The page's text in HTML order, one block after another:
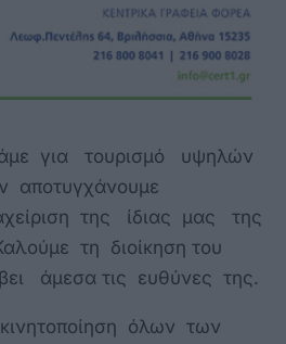
για τουρισμό υψηλών
αποτυγχάνουμε
της ίδιας μας της
τη διοίκηση του
άμεσα τις ευθύνες της.
όλων των